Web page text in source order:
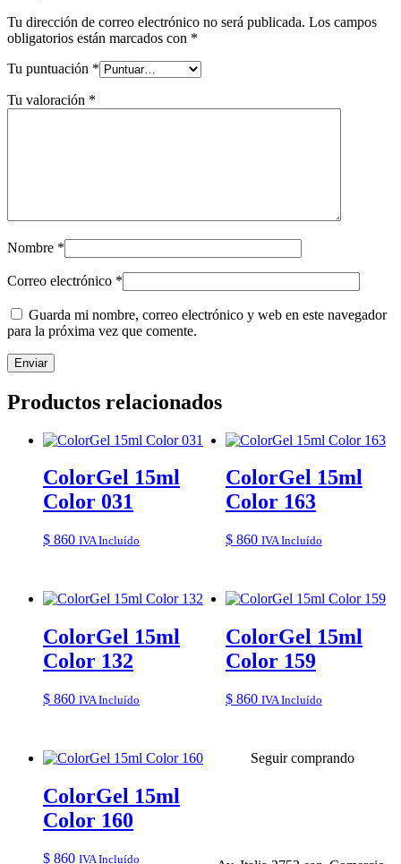
Tu dirección de correo electrónico no será publicada. Los campos
obligatorios están marcados con *
Tu puntuación *
Tu valoración *
Nombre *
Correo electrónico *
Guarda mi nombre, correo electrónico y web en este navegador
para la próxima vez que comente.
Productos relacionados
ColorGel 15ml
Color 031
$ 860 IVA Incluído
ColorGel 15ml
Color 163
$860 IVA Incluído
ColorGel 15ml
Color 132
$ 860 IVA Incluído
ColorGel 15ml
Color 159
$860 IVA Incluído
ColorGel 15ml
Color 160
$ 860 IVA Incluído
Seguir comprando